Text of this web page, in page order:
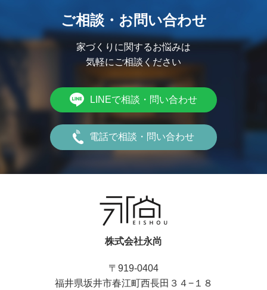
ご相談・お問い合わせ
家づくりに関するお悩みは
気軽にご相談ください
LINEで相談・問い合わせ
電話で相談・問い合わせ
株式会社永尚
〒919-0404
福井県坂井市春江町西長田３４−１８